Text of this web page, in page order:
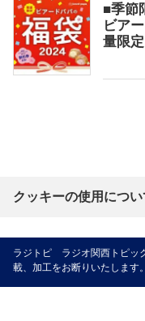
■季節
ビア
量限
クッキーの使用につい
ラジトピ ラジオ関西トピッ
載、加工をお断りいたします。